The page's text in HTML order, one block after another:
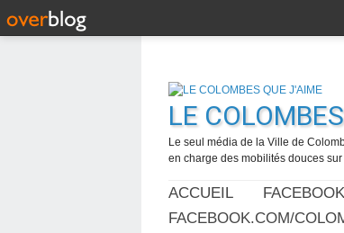
LE
Le seul média de la Ville de
en charge des mobilités douces
ACCUEIL
FACEBOOK.COM/